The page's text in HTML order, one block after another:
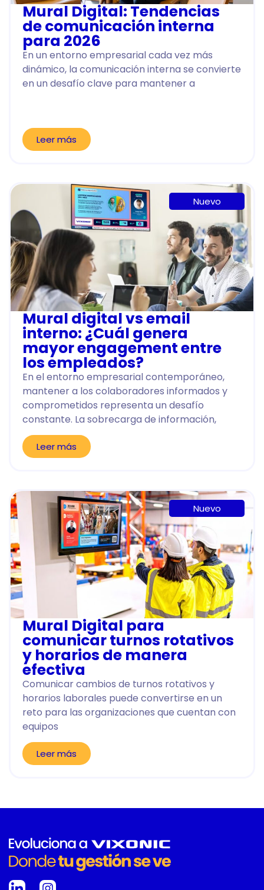
Mural Digital: Tendencias
de comunicación interna
para 2026
En un entorno empresarial cada vez más
dinámico, la comunicación interna se convierte
en un desafío clave para mantener a
Leer más
Nuevo
Mural digital vs email
interno: ¿Cuál genera
mayor engagement entre
los empleados?
En el entorno empresarial contemporáneo,
mantener a los colaboradores informados y
comprometidos representa un desafío
constante. La sobrecarga de información,
Leer más
Nuevo
Mural Digital para
comunicar turnos rotativos
y horarios de manera
efectiva
Comunicar cambios de turnos rotativos y
horarios laborales puede convertirse en un
reto para las organizaciones que cuentan con
equipos
Leer más